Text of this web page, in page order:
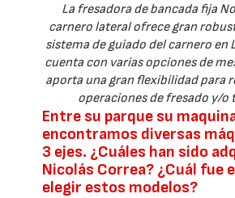
La fresadora de bancada fija
carnero lateral ofrece gran
sistema de guiado del carnero en
cuenta con varias opciones de
aporta una gran flexibilidad para
operaciones de fresado y/o
Entre su parque su
encontramos diversas
3 ejes. ¿Cuáles han sido
Nicolás Correa? ¿Cuál fue
elegir estos modelos?